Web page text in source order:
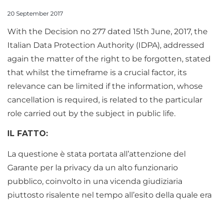
20 September 2017
With the Decision no 277 dated 15th June, 2017, the
Italian Data Protection Authority (IDPA), addressed
again the matter of the right to be forgotten, stated
that whilst the timeframe is a crucial factor, its
relevance can be limited if the information, whose
cancellation is required, is related to the particular
role carried out by the subject in public life.
IL FATTO:
La questione è stata portata all’attenzione del
Garante per la privacy da un alto funzionario
pubblico, coinvolto in una vicenda giudiziaria
piuttosto risalente nel tempo all’esito della quale era